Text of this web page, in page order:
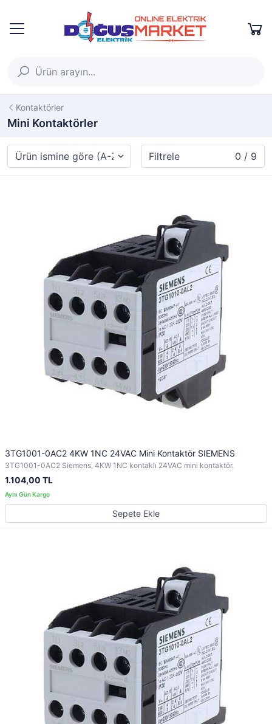
Kontaktörler
Mini Kontaktörler
Filtrele 0 / 9
3TG1001-0AC2 4KW 1NC 24VAC Mini Kontaktör SIEMENS
3TG1001-0AC2 Siemens, 4KW 1NC kontaklı 24VAC mini kontaktör.
1.104,00 TL
Sepete Ekle